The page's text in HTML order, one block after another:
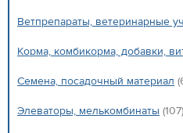
Ветпрепараты, ветеринарные
Корма, комбикорма, добавки,
Семена, посадочный материал
Элеваторы, мелькомбинаты (107)